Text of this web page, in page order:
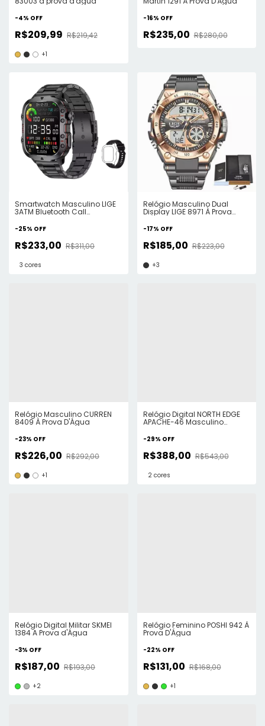
-4% OFF
R$209,99 R$219,42
+1
-16% OFF
R$235,00 R$280,00
Smartwatch Masculino LIGE
3ATM Bluetooth Call
-25% OFF
R$233,00 R$311,00
3 cores
Relógio Masculino Dual
Display LIGE 8971 À Prova
-17% OFF
R$185,00 R$223,00
+3
Relógio Masculino CURREN
8409 À Prova D'Água
-23% OFF
R$226,00 R$292,00
+1
Relógio Digital NORTH EDGE
APACHE-46 Masculino
-29% OFF
R$388,00 R$543,00
2 cores
Relógio Digital Militar SKMEI
1384 A Prova d'Água
-3% OFF
R$187,00 R$193,00
+2
Relógio Feminino POSHI 942 À
Prova D'Água
-22% OFF
R$131,00 R$168,00
+1